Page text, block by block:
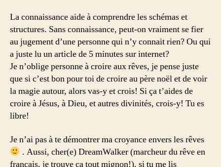
La connaissance aide à comprendre les schémas et
structures. Sans connaissance, peut-on vraiment se fier
au jugement d’une personne qui n’y connait rien? Ou qui
a juste lu un article de 5 minutes sur internet?
Je n’oblige personne à croire aux rêves, je pense juste
que si c’est bon pour toi de croire au père noël et de voir
la magie autour, alors vas-y et crois! Si ça t’aides de
croire à Jésus, à Dieu, et autres divinités, crois-y! Tu es
libre!
Je n’ai pas à te démontrer ma croyance envers les rêves
. Aussi, cher(e) DreamWalker (marcheur du rêve en
français, je trouve ça tout mignon!), si tu me lis